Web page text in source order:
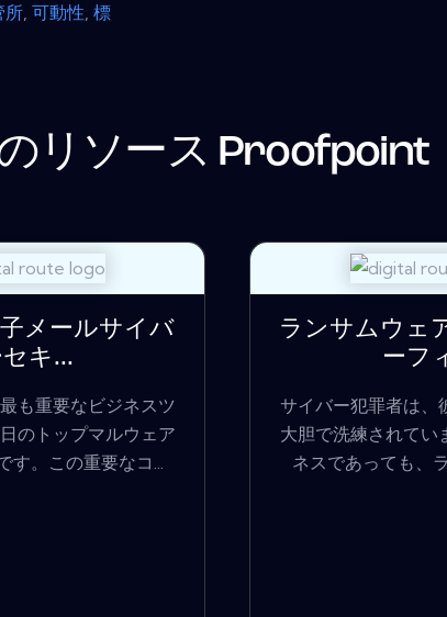
所,可動性,標
リソース Proofpoint
メールサイバ
セキ...
も重要なビジネスツ
のトップマルウェア
す。この重要なコ...
ランサムウェ
ーフ
サイバー犯罪者は、
大胆で洗練されてい
ネスであっても、